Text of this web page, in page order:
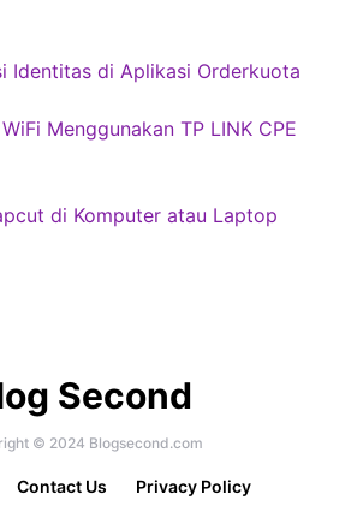
Identitas di Aplikasi Orderkuota
Menggunakan TP LINK CPE
di Komputer atau Laptop
Second
© 2024 Blogsecond.com
Contact Us Privacy Policy